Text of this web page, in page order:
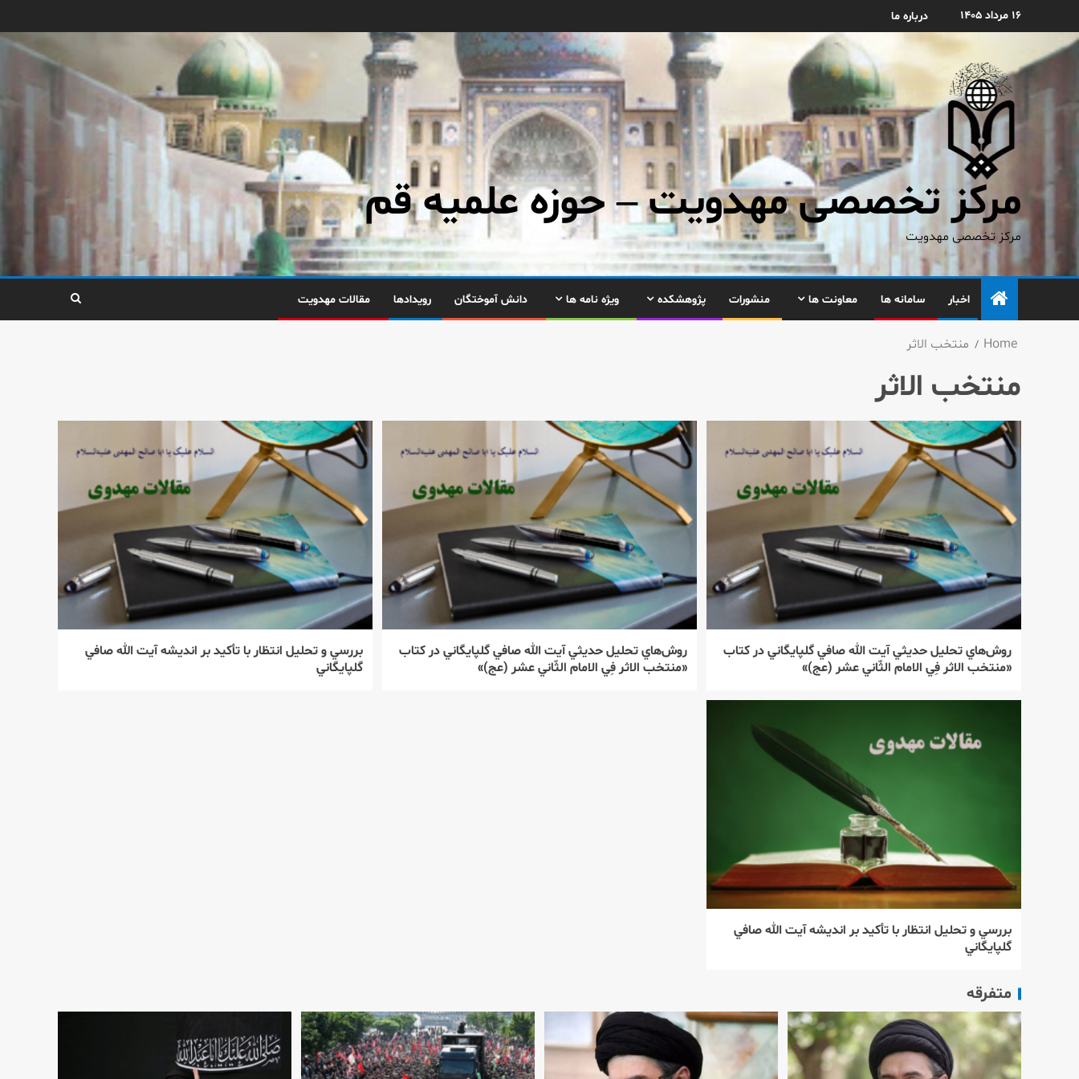
۱۶ مرداد ۱۴۰۵ درباره ما
مرکز تخصصی مهدویت – حوزه علمیه قم
مرکز تخصصی مهدویت
اخبار سامانه ها معاونت ها منشورات پژوهشکده ویژه نامه ها دانش آموختگان رویدادها مقالات مهدویت
Home منتخب الاثر
منتخب الاثر
روش‌‌هاي تحليل حديثي آيت الله صافي گلپايگاني در كتاب
«منتخب الاثر فِي الامام الثّاني عشر (عج)»
روش‌‌هاي تحليل حديثي آيت الله صافي گلپايگاني در كتاب
«منتخب الاثر فِي الامام الثّاني عشر (عج)»
بررسي و تحليل انتظار با تأكيد بر انديشه آيت الله صافي
گلپايگاني
بررسي و تحليل انتظار با تأكيد بر انديشه آيت الله صافي
گلپايگاني
متفرقه